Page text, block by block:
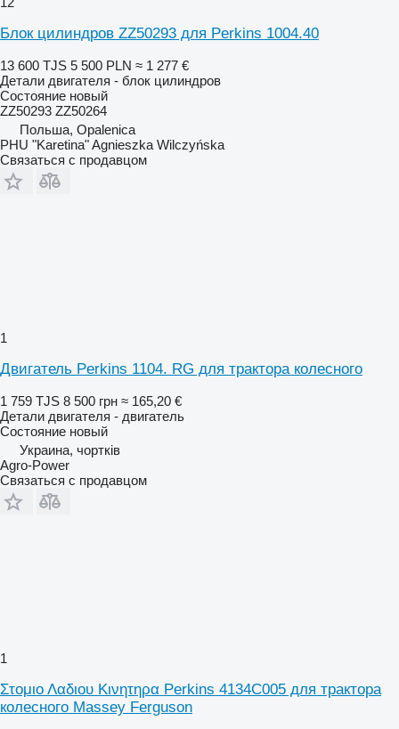
Блок цилиндров ZZ50293 для Perkins 1004.40
13 600 TJS 5 500 PLN ≈ 1 277 €
Детали двигателя - блок цилиндров
Состояние новый
ZZ50293 ZZ50264
Польша, Opalenica
PHU "Karetina" Agnieszka Wilczyńska
Связаться с продавцом
1
Двигатель Perkins 1104. RG для трактора колесного
1 759 TJS 8 500 грн ≈ 165,20 €
Детали двигателя - двигатель
Состояние новый
Украина, чортків
Agro-Power
Связаться с продавцом
1
Στομιο Λαδιου Κινητηρα Perkins 4134C005 для трактора
колесного Massey Ferguson